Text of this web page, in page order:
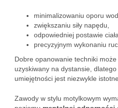
minimalizowaniu oporu
zwiększaniu siły napędu,
odpowiedniej postawie ciała,
precyzyjnym wykonaniu
Dobre opanowanie techniki
uzyskiwany na dystansie, dlatego
umiejętności jest niezwykle istotne.
Zawody w stylu motylkowym